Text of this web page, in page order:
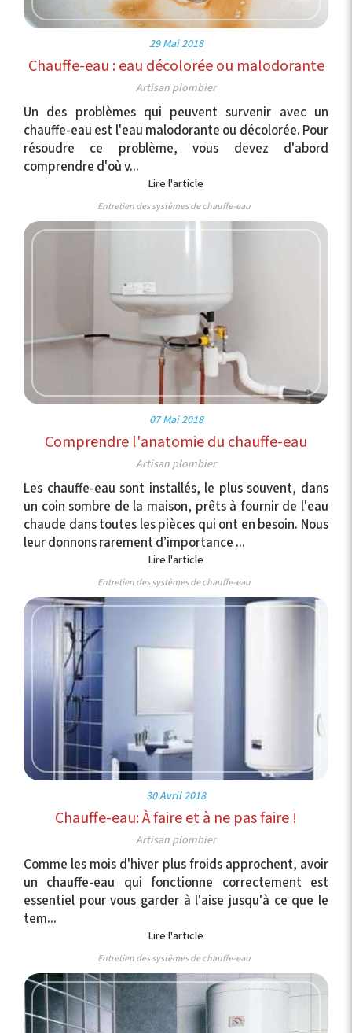
29 Mai 2018
Chauffe-eau : eau décolorée ou malodorante
Artisan plombier
Un des problèmes qui peuvent survenir avec un
chauffe-eau est l'eau malodorante ou décolorée. Pour
résoudre ce problème, vous devez d'abord
comprendre d'où v...
Lire l'article
Entretien des systèmes de chauffe-eau
07 Mai 2018
Comprendre l'anatomie du chauffe-eau
Artisan plombier
Les chauffe-eau sont installés, le plus souvent, dans
un coin sombre de la maison, prêts à fournir de l'eau
chaude dans toutes les pièces qui ont en besoin. Nous
leur donnons rarement d’importance ...
Lire l'article
Entretien des systèmes de chauffe-eau
30 Avril 2018
Chauffe-eau: À faire et à ne pas faire !
Artisan plombier
Comme les mois d'hiver plus froids approchent, avoir
un chauffe-eau qui fonctionne correctement est
essentiel pour vous garder à l'aise jusqu'à ce que le
tem...
Lire l'article
Entretien des systèmes de chauffe-eau